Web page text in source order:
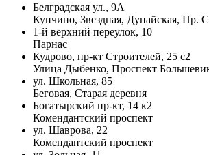
Белградская ул., 9А
Купчино, Звездная, Дунайская, Пр.
1-й верхний переулок, 10
Парнас
Кудрово, пр-кт Строителей, 25 с2
Улица Дыбенко, Проспект
ул. Школьная, 85
Беговая, Старая деревня
Богатырский пр-кт, 14 к2
Комендантский проспект
ул. Шаврова, 22
Комендантский проспект